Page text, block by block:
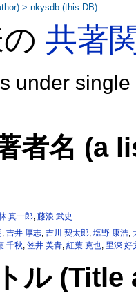
の共著
under
者名 (a
真一郎,藤浪 武史
,吉井 厚志,吉川 契太郎,塩野 康浩,
千秋, 笠井 美青, 紅葉 克也, 里深 好
ル
>nkysdb (this DB)